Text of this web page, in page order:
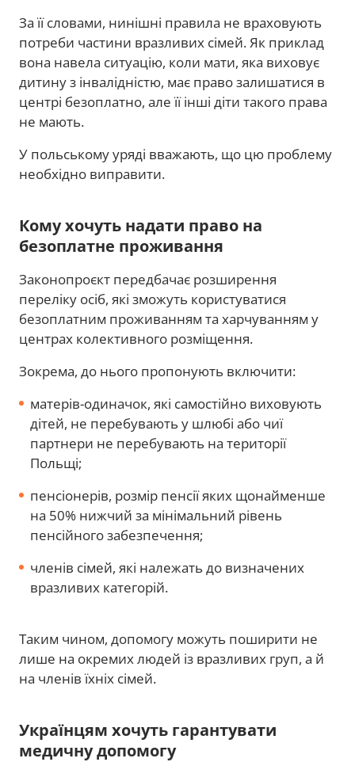
За її словами, нинішні правила не враховують
потреби частини вразливих сімей. Як приклад
вона навела ситуацію, коли мати, яка виховує
дитину з інвалідністю, має право залишатися в
центрі безоплатно, але її інші діти такого права
не мають.
У польському уряді вважають, що цю проблему
необхідно виправити.
Кому хочуть надати право на
безоплатне проживання
Законопроєкт передбачає розширення
переліку осіб, які зможуть користуватися
безоплатним проживанням та харчуванням у
центрах колективного розміщення.
Зокрема, до нього пропонують включити:
матерів-одиначок, які самостійно виховують
дітей, не перебувають у шлюбі або чиї
партнери не перебувають на території
Польщі;
пенсіонерів, розмір пенсії яких щонайменше
на 50% нижчий за мінімальний рівень
пенсійного забезпечення;
членів сімей, які належать до визначених
вразливих категорій.
Таким чином, допомогу можуть поширити не
лише на окремих людей із вразливих груп, а й
на членів їхніх сімей.
Українцям хочуть гарантувати
медичну допомогу